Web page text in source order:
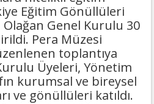
Eğitim Gönüllüleri
Olağan Genel Kurulu 30
Pera Müzesi
toplantıya
Üyeleri, Yönetim
kurumsal ve bireysel
ve gönüllüleri katıldı.